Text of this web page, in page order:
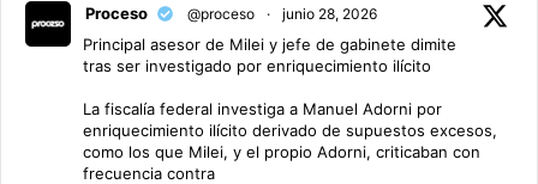
Proceso @proceso · junio 28, 2026
Principal asesor de Milei y jefe de gabinete dimite
tras ser investigado por enriquecimiento ilícito
La fiscalía federal investiga a Manuel Adorni por
enriquecimiento ilícito derivado de supuestos excesos,
como los que Milei, y el propio Adorni, criticaban con
frecuencia contra